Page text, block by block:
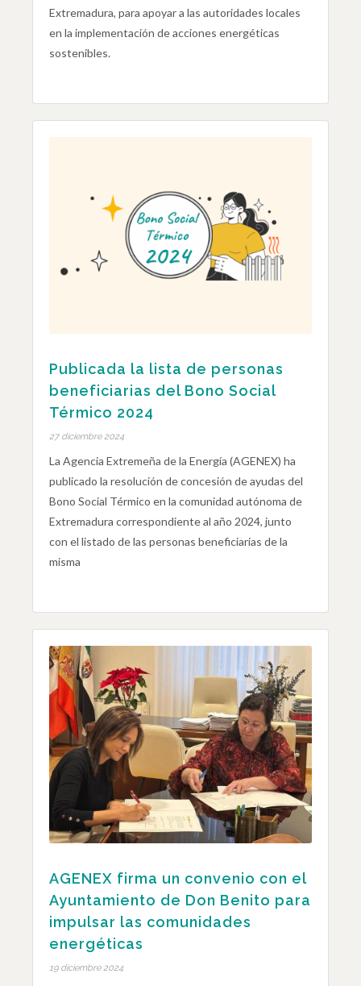
Extremadura, para apoyar a las autoridades locales
en la implementación de acciones energéticas
sostenibles.
Publicada la lista de personas
beneficiarias del Bono Social
Térmico 2024
27 diciembre 2024
La Agencia Extremeña de la Energía (AGENEX) ha
publicado la resolución de concesión de ayudas del
Bono Social Térmico en la comunidad autónoma de
Extremadura correspondiente al año 2024, junto
con el listado de las personas beneficiarias de la
misma
AGENEX firma un convenio con el
Ayuntamiento de Don Benito para
impulsar las comunidades
energéticas
19 diciembre 2024